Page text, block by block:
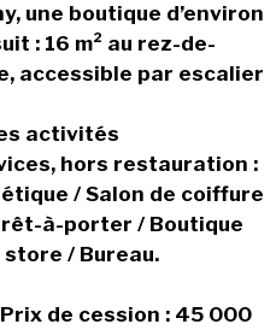
une boutique d’environ
: 16 m² au rez-de-
accessible par escalier
activités
hors restauration :
/ Salon de coiffure
à-porter / Boutique
store / Bureau.
de cession : 45 000